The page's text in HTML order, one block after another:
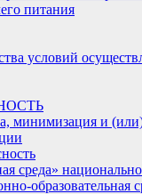
питания
условий
минимизация и
среда»